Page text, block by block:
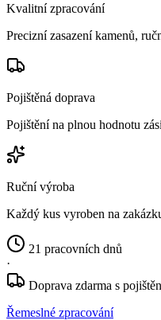
Kvalitní zpracování
Precizní zasazení kamenů,
Pojištěná doprava
Pojištění na plnou hodnotu
Ruční výroba
Každý kus vyroben na
21 pracovních dnů
·
Doprava zdarma s
Řemeslné zpracování